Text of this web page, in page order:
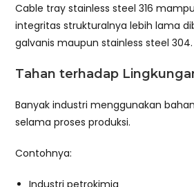
Cable tray stainless steel 316
integritas strukturalnya lebih lama
galvanis maupun stainless steel 304.
Tahan terhadap
Banyak industri menggunakan
selama proses produksi.
Contohnya:
Industri petrokimia